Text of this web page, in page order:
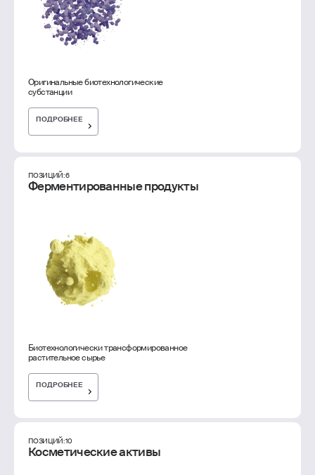
Оригинальные биотехнологические
субстанции
ПОДРОБНЕЕ
ПОЗИЦИЙ: 6
Ферментированные продукты
Биотехнологически трансформированное
растительное сырье
ПОДРОБНЕЕ
ПОЗИЦИЙ: 10
Косметические активы